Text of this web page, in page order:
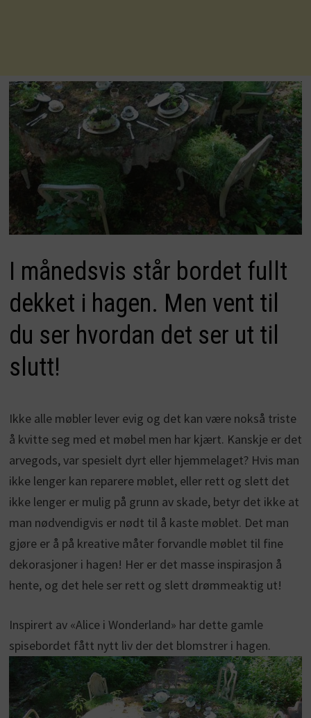
I månedsvis står bordet fullt
dekket i hagen. Men vent til
du ser hvordan det ser ut til
slutt!
Ikke alle møbler lever evig og det kan være nokså triste
å kvitte seg med et møbel men har kjært. Kanskje er det
arvegods, var spesielt dyrt eller hjemmelaget? Hvis man
ikke lenger kan reparere møblet, eller rett og slett det
ikke lenger er mulig på grunn av skade, betyr det ikke at
man nødvendigvis er nødt til å kaste møblet. Det man
gjøre er å på kreative måter forvandle møblet til fine
dekorasjoner i hagen! Her er det masse inspirasjon å
hente, og det hele ser rett og slett drømmeaktig ut!
Inspirert av «Alice i Wonderland» har dette gamle
spisebordet fått nytt liv der det blomstrer i hagen.